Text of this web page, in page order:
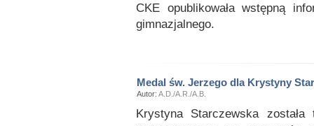
CKE opublikowała wstępną
gimnazjalnego.
Medal św. Jerzego dla Krystyny
Autor: A.D./A.R./A.B.
Krystyna Starczewska